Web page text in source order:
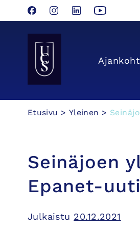
Hyppää
sisältöön
FacebookInstagram
LinkedInYouTube
Seinäjoen Yliopistokeskus UCSin etusivulle
Etusivu > Yleinen >
Seinäjoen
Epanet-
Julkaistu 20.12.2021